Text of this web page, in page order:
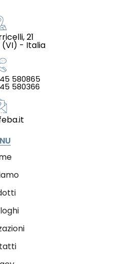
21
(VI) - Italia
580865
580366